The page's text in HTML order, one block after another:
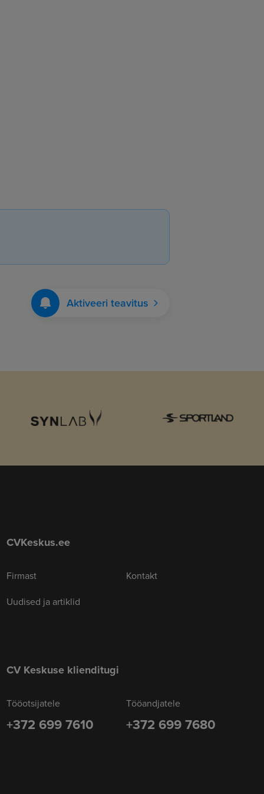
Aktiveeri teavitus
CVKeskus.ee
Firmast
Uudised ja artiklid
Kontakt
CV Keskuse klienditugi
Tööotsijatele
+372 699 7610
Tööandjatele
+372 699 7680